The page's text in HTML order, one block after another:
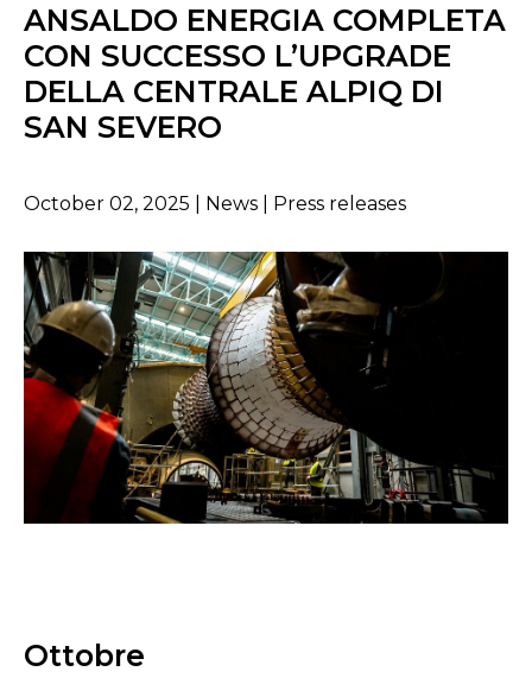
ANSALDO ENERGIA COMPLETA
CON SUCCESSO L’UPGRADE
DELLA CENTRALE ALPIQ DI
SAN SEVERO
October 02, 2025 | News | Press releases
Ottobre